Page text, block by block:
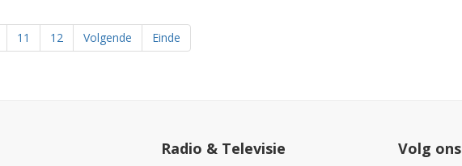
11 12 Volgende Einde
Radio & Televisie Volg ons